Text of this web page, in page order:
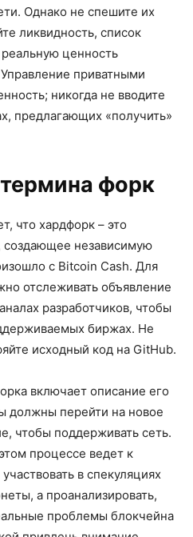
Однако не спешите их
ликвидность, список
ценность
приватными
никогда не вводите
предлагающих «получить»
форк
что хардфорк – это
создающее независимую
с Bitcoin Cash. Для
отслеживать объявление
разработчиков, чтобы
биржах. Не
исходный код на GitHub.
включает описание его
должны перейти на новое
чтобы поддерживать сеть.
процессе ведет к
в спекуляциях
а проанализировать,
проблемы блокчейна